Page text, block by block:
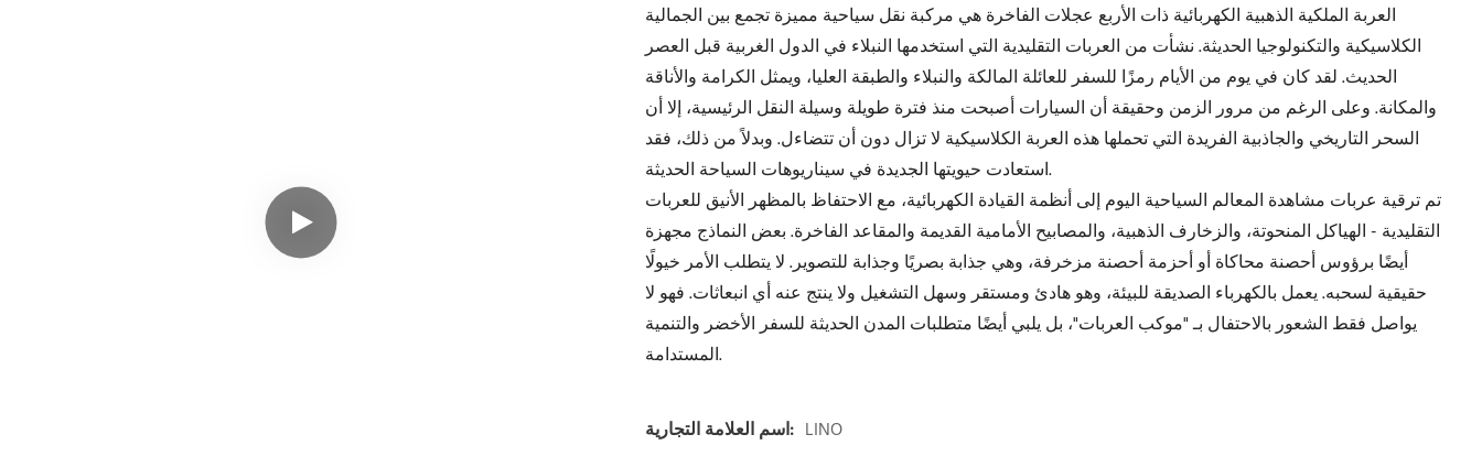
العربة الملكية الذهبية الكهربائية ذات الأربع عجلات الفاخرة هي مركبة نقل سياحية مميزة تجمع بين الجمالية
الكلاسيكية والتكنولوجيا الحديثة. نشأت من العربات التقليدية التي استخدمها النبلاء في الدول الغربية قبل العصر
الحديث. لقد كان في يوم من الأيام رمزًا للسفر للعائلة المالكة والنبلاء والطبقة العليا، ويمثل الكرامة والأناقة
والمكانة. وعلى الرغم من مرور الزمن وحقيقة أن السيارات أصبحت منذ فترة طويلة وسيلة النقل الرئيسية، إلا أن
السحر التاريخي والجاذبية الفريدة التي تحملها هذه العربة الكلاسيكية لا تزال دون أن تتضاءل. وبدلاً من ذلك، فقد
استعادت حيويتها الجديدة في سيناريوهات السياحة الحديثة.
تم ترقية عربات مشاهدة المعالم السياحية اليوم إلى أنظمة القيادة الكهربائية، مع الاحتفاظ بالمظهر الأنيق للعربات
التقليدية - الهياكل المنحوتة، والزخارف الذهبية، والمصابيح الأمامية القديمة والمقاعد الفاخرة. بعض النماذج مجهزة
أيضًا برؤوس أحصنة محاكاة أو أحزمة أحصنة مزخرفة، وهي جذابة بصريًا وجذابة للتصوير. لا يتطلب الأمر خيولًا
حقيقية لسحبه. يعمل بالكهرباء الصديقة للبيئة، وهو هادئ ومستقر وسهل التشغيل ولا ينتج عنه أي انبعاثات. فهو لا
يواصل فقط الشعور بالاحتفال بـ "موكب العربات"، بل يلبي أيضًا متطلبات المدن الحديثة للسفر الأخضر والتنمية
المستدامة.
اسم العلامة التجارية: LINO